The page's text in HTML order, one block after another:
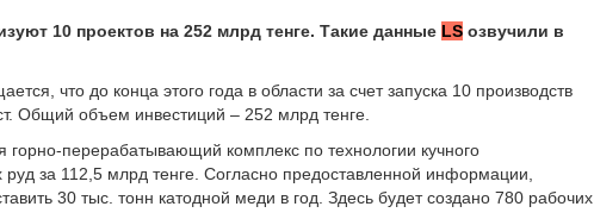
10 проектов на 252 млрд тенге. Такие данные LS озвучили в
что до конца этого года в области за счет запуска 10 производств
Общий объем инвестиций – 252 млрд тенге.
перерабатывающий комплекс по технологии кучного
за 112,5 млрд тенге. Согласно предоставленной информации,
30 тыс. тонн катодной меди в год. Здесь будет создано 780 рабочих